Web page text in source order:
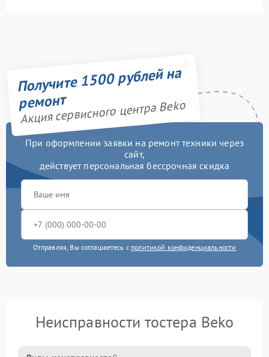
Получите 1500 рублей на
ремонт
Акция сервисного центра Beko
При оформлении заявки на ремонт техники через
сайт,
действует персональная бессрочная скидка
Отправляя, Вы соглашаетесь с политикой конфиденциальности
Неисправности тостера Beko